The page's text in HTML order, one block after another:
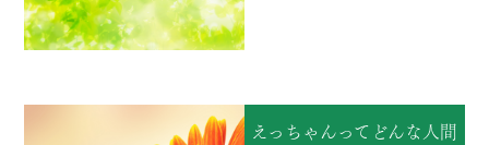
えっちゃんってどんな人間